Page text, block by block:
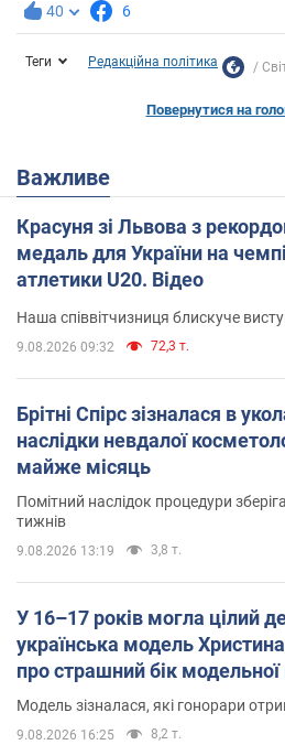
40 6
Теги Редакційна політика
Повернутися на
Важливе
Красуня зі Львова з
медаль для України на
атлетики U20. Відео
Наша співвітчизниця блискуче
9.08.2026 09:32 72,3 т.
Брітні Спірс зізналася в
наслідки невдалої
майже місяць
Помітний наслідок процедури
тижнів
9.08.2026 13:19 3,8 т.
У 16–17 років могла цілий
українська модель
про страшний бік модельної
Модель зізналася, які гонорари
9.08.2026 16:25 8,2 т.